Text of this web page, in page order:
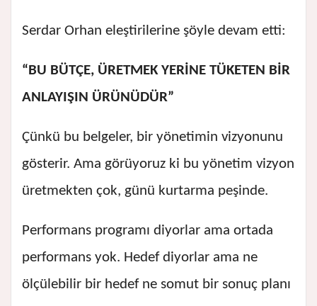
Serdar Orhan eleştirilerine şöyle devam etti:
“BU BÜTÇE, ÜRETMEK YERİNE TÜKETEN BİR
ANLAYIŞIN ÜRÜNÜDÜR”
Çünkü bu belgeler, bir yönetimin vizyonunu
gösterir. Ama görüyoruz ki bu yönetim vizyon
üretmekten çok, günü kurtarma peşinde.
Performans programı diyorlar ama ortada
performans yok. Hedef diyorlar ama ne
ölçülebilir bir hedef ne somut bir sonuç planı